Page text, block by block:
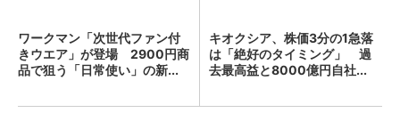
ワークマン「次世代ファン付
きウエア」が登場 2900円商
品で狙う「日常使い」の新...
キオクシア、株価3分の1急落
は「絶好のタイミング」 過
去最高益と8000億円自社...